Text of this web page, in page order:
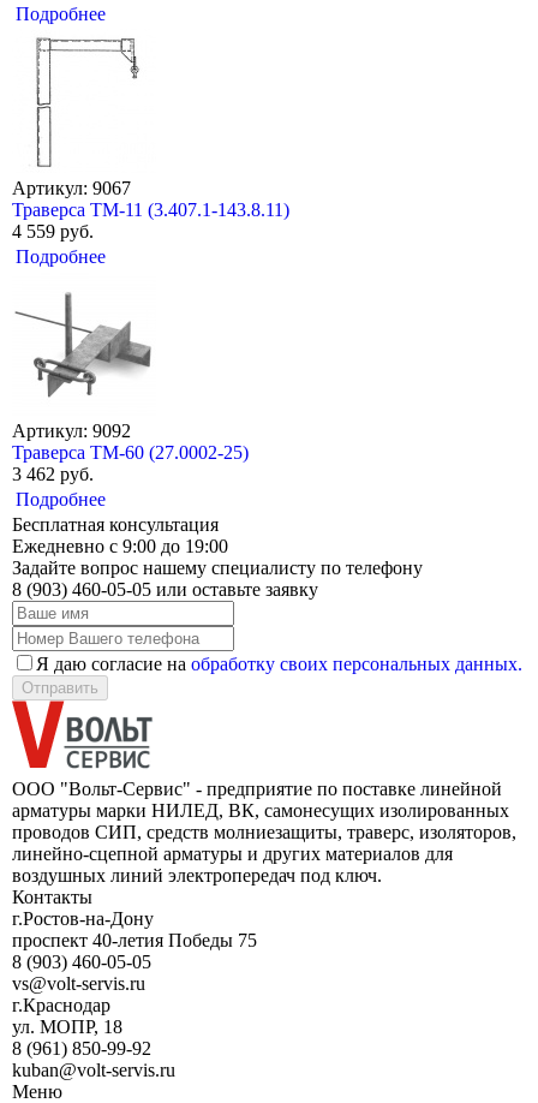
Подробнее
Артикул: 9067
Траверса ТМ-11 (3.407.1-143.8.11)
4 559 руб.
Подробнее
Артикул: 9092
Траверса ТМ-60 (27.0002-25)
3 462 руб.
Подробнее
Бесплатная консультация
Ежедневно с 9:00 до 19:00
Задайте вопрос нашему специалисту по телефону
8 (903) 460-05-05 или оставьте заявку
Я даю согласие на обработку своих персональных данных.
Отправить
ООО "Вольт-Сервис" - предприятие по поставке линейной
арматуры марки НИЛЕД, ВК, самонесущих изолированных
проводов СИП, средств молниезащиты, траверс, изоляторов,
линейно-сцепной арматуры и других материалов для
воздушных линий электропередач под ключ.
Контакты
г.Ростов-на-Дону
проспект 40-летия Победы 75
8 (903) 460-05-05
vs@volt-servis.ru
г.Краснодар
ул. МОПР, 18
8 (961) 850-99-92
kuban@volt-servis.ru
Меню